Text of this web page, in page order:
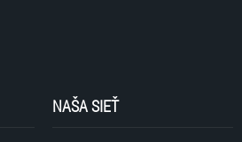
NAŠA SIEŤ